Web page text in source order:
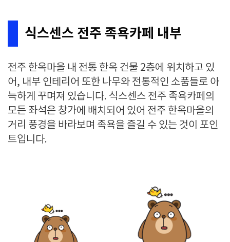
식스센스 전주 족욕카페 내부
전주 한옥마을 내 전통 한옥 건물 2층에 위치하고 있
어, 내부 인테리어 또한 나무와 전통적인 소품들로 아
늑하게 꾸며져 있습니다. 식스센스 전주 족욕카페의
모든 좌석은 창가에 배치되어 있어 전주 한옥마을의
거리 풍경을 바라보며 족욕을 즐길 수 있는 것이 포인
트입니다.